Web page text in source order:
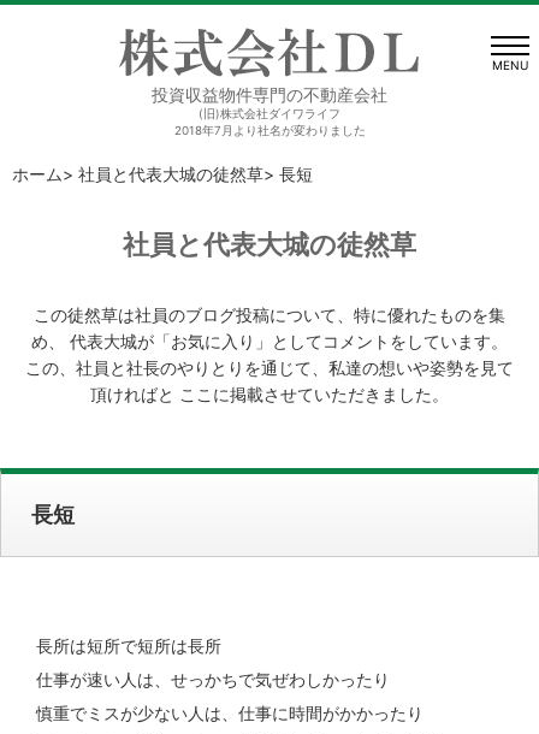
投資収益物件専門の不動産会社
(旧)株式会社ダイワライフ
2018年7月より社名が変わりました
MENU
ホーム> 社員と代表大城の徒然草> 長短
社員と代表大城の徒然草
この徒然草は社員のブログ投稿について、特に優れたものを集
め、
代表大城が「お気に入り」としてコメントをしています。
この、社員と社長のやりとりを通じて、私達の想いや姿勢を見て
頂ければと ここに掲載させていただきました。
長短
長所は短所で短所は長所
仕事が速い人は、せっかちで気ぜわしかったり
慎重でミスが少ない人は、仕事に時間がかかったり